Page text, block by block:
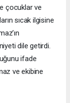
çocuklar ve
sıcak ilgisine
dile getirdi.
ifade
ve ekibine